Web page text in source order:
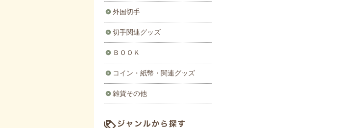
外国切手
切手関連グッズ
ＢＯＯＫ
コイン・紙幣・関連グッズ
雑貨その他